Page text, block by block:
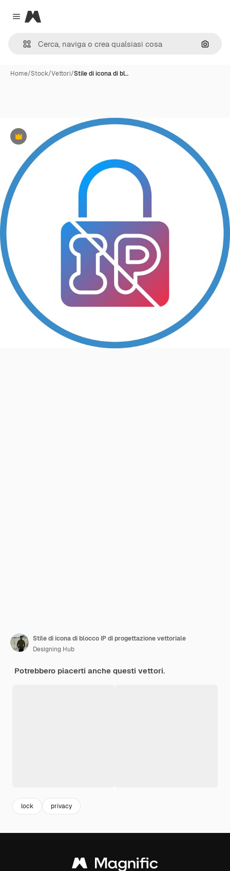
Close menu
Magnific
Cerca
Home/Stock/Vettori/Stile di icona di bl…
Premium
Stile di icona di blocco IP di progettazione vettoriale
Designing Hub
Potrebbero piacerti anche questi vettori.
lock privacy